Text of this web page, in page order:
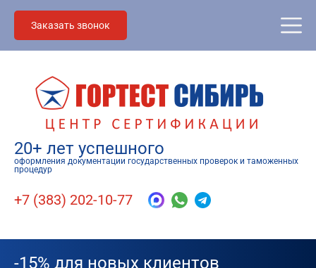
Заказать звонок
20+ лет успешного
оформления документации государственных проверок и таможенных
процедур
+7 (383) 202-10-77
-15% для новых клиентов